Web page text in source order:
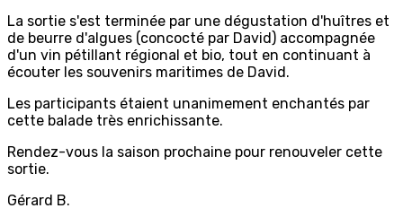
La sortie s'est terminée par une dégustation d'huîtres et
de beurre d'algues (concocté par David) accompagnée
d'un vin pétillant régional et bio, tout en continuant à
écouter les souvenirs maritimes de David.
Les participants étaient unanimement enchantés par
cette balade très enrichissante.
Rendez-vous la saison prochaine pour renouveler cette
sortie.
Gérard B.